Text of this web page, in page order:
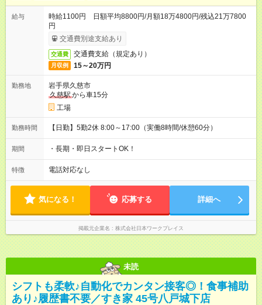
給与
時給1100円 日額平均8800円/月額18万4800円/残込21万7800
円
交通費別途支給あり
交通費 交通費支給（規定あり）
月収例 15～20万円
勤務地
岩手県久慈市
久慈駅から車15分
工場
勤務時間 【日勤】5勤2休 8:00～17:00（実働8時間/休憩60分）
期間 ・長期・即日スタートOK！
特徴 電話対応なし
気になる！ 応募する 詳細へ
掲載元企業名 株式会社日本ワークプレイス
未読
シフトも柔軟♪自動化でカンタン接客◎！食事補助
あり♪履歴書不要／すき家 45号八戸城下店